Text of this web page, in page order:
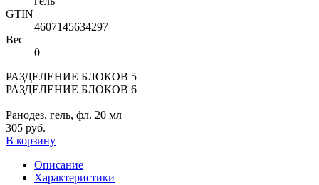
GTIN
4607145634297
Вес
0
РАЗДЕЛЕНИЕ БЛОКОВ 5
РАЗДЕЛЕНИЕ БЛОКОВ 6
Ранодез, гель, фл. 20 мл
305 руб.
В корзину
Описание
Характеристики